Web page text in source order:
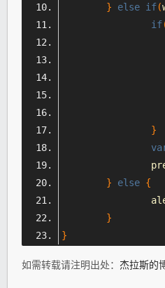
}
else if(
if
}
}
else {
}
}
如需转载请注明出处： 杰拉斯的